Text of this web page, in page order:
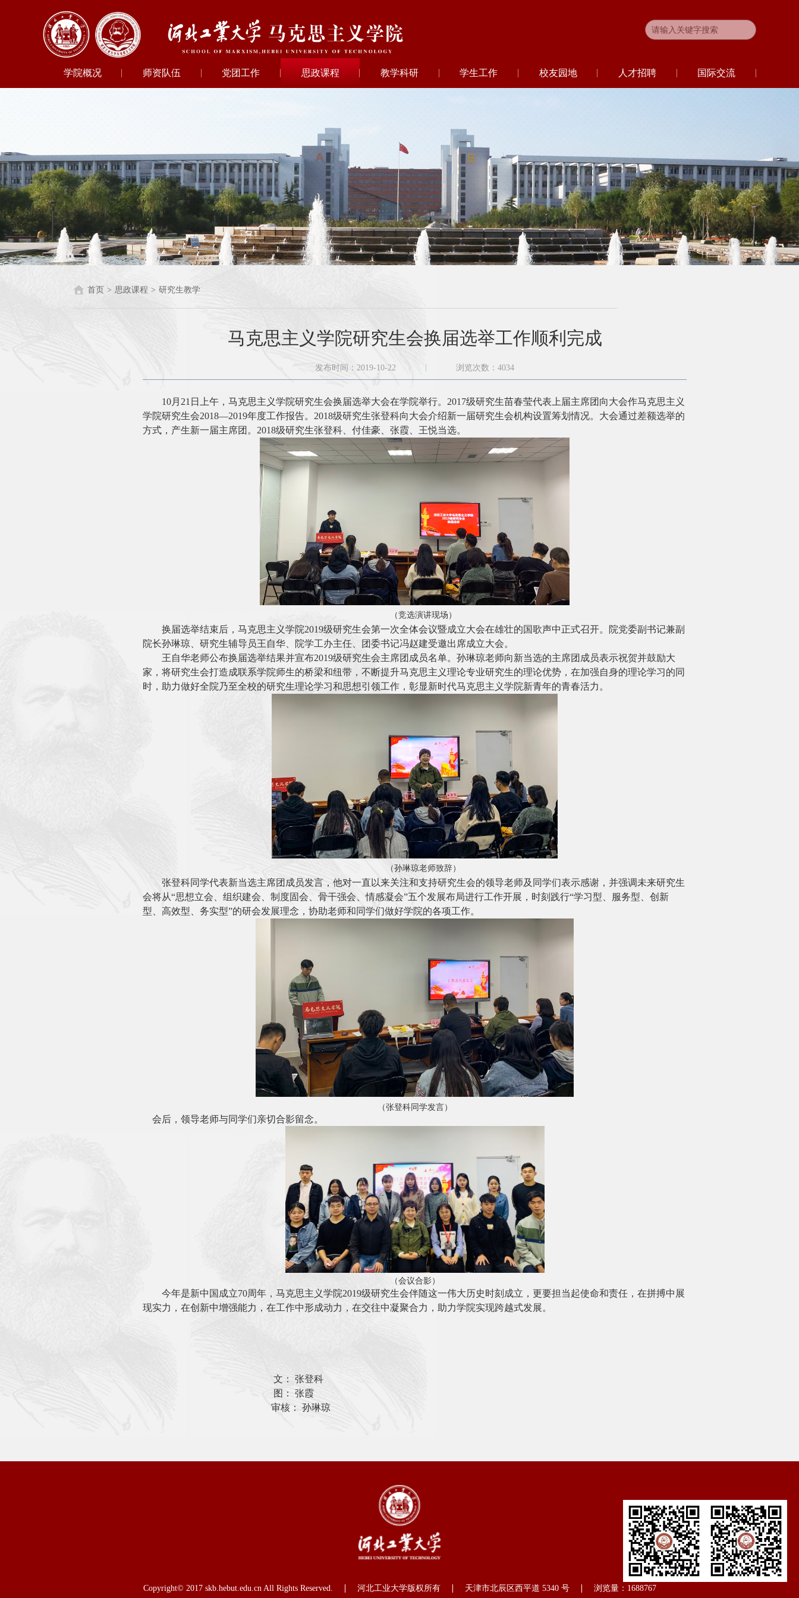
学院概况 师资队伍 党团工作 思政课程 教学科研 学生工作 校友园地 人才招聘 国际交流
首页 > 思政课程 > 研究生教学
马克思主义学院研究生会换届选举工作顺利完成
发布时间：2019-10-22 浏览次数： 4034
10月 21 日上午，马克思主义学院研究生会换届选举大会在学院举行。 2017级研究生苗春莹代表上届主席团向大会作马克思主义
学院研究生会2018—2019年度工作报告。 2018级研究生张登科向大会介绍新一届研究生会机构设置筹划情况。大会通过差额选举的
方式，产生新一届主席团。 2018级研究生张登科、付佳豪、张霞、王悦当选。
（竞选演讲现场）
换届选举结束后， 马克思主义学院2019级研究生会第一次全体会议暨成立大会在雄壮的国歌声中正式召开。院党委副书记兼副
院长孙琳琼、研究生辅导员王自华、院学工办主任、 团委书记冯赵建受邀出席成立大会。
王自华老师公布换届选举结果并宣布2019级研究生会主席团成员名单。 孙琳琼老师向新当选的主席团成员表示祝贺并鼓励大
家， 将研究生会打造成联系学院师生的桥梁和纽带， 不断提升马克思主义理论专业研究生的理论优势， 在加强自身的理论学习的同
时 ， 助力做好全院乃至全校的研究生理论学习和思想引领工作，彰显新时代马克思主义学院新青年的青春活力。
（孙琳琼老师致辞）
张登科同学代表新当选主席团成员发言，他对一直以来关注和支持研究生会的领导老师及同学们表示感谢，并强调未来研究生
会将从“思想立会、组织建会、制度固会、骨干强会、情感凝会”五个发展布局进行工作开展，时刻践行“学习型、服务型、创新
型、高效型、务实型”的研会发展理念，协助老师和同学们做好学院的各项工作。
（张登科同学发言）
会后，领导老师与同学们亲切合影留念。
（会议合影）
今年是新中国成立70周年，马克思主义学院2019级研究生会伴随这一伟大历史时刻成立，更要担当起使命和责任，在拼搏中展
现实力，在创新中增强能力，在工作中形成动力，在交往中凝聚合力，助力学院实现跨越式发展。
文： 张登科
图： 张霞
审核： 孙琳琼
Copyright© 2017 skb.hebut.edu.cn All Rights Reserved. 河北工业大学版权所有 天津市北辰区西平道 5340 号 浏览量： 1688767